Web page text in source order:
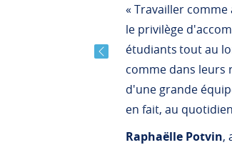
« Travailler
le privilège
étudiants tout au
comme dans leurs
d'une grande
en fait, au
Raphaëlle Potvin,
Previous